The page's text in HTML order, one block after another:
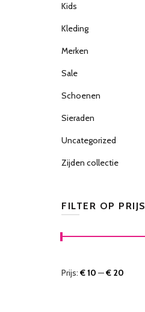
Kids
Kleding
Merken
Sale
Schoenen
Sieraden
Uncategorized
Zijden collectie
FILTER OP PRIJS
Prijs: € 10 —€ 20